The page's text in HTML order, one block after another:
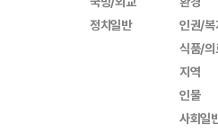
정치일반
인권/복
식품/의
지역
인물
사회일